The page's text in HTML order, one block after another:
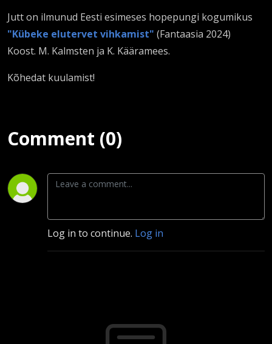
Jutt on ilmunud Eesti esimeses hopepungi kogumikus
"Kübeke elutervet vihkamist" (Fantaasia 2024)
Koost. M. Kalmsten ja K. Kääramees.
Kõhedat kuulamist!
Comment (0)
Log in to continue. Log in